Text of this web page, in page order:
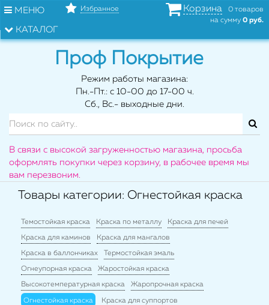
МЕНЮ
КАТАЛОГ
Избранное Корзина
0 товаров
на сумму 0 руб.
Проф Покрытие
Режим работы магазина:
Пн.-Пт.: с 10-00 до 17-00 ч.
Сб., Вс.- выходные дни.
В связи с высокой загруженностью магазина, просьба
оформлять покупки через корзину, в рабочее время мы
вам перезвоним.
Товары категории: Огнестойкая краска
Темостойкая краска Краска по металлу Краска для печей
Краска для каминов Краска для мангалов
Краска в баллончиках Термостойкая эмаль
Огнеупорная краска Жаростойкая краска
Высокотемпературная краска Жаропрочная краска
Огнестойкая краска Краска для суппортов